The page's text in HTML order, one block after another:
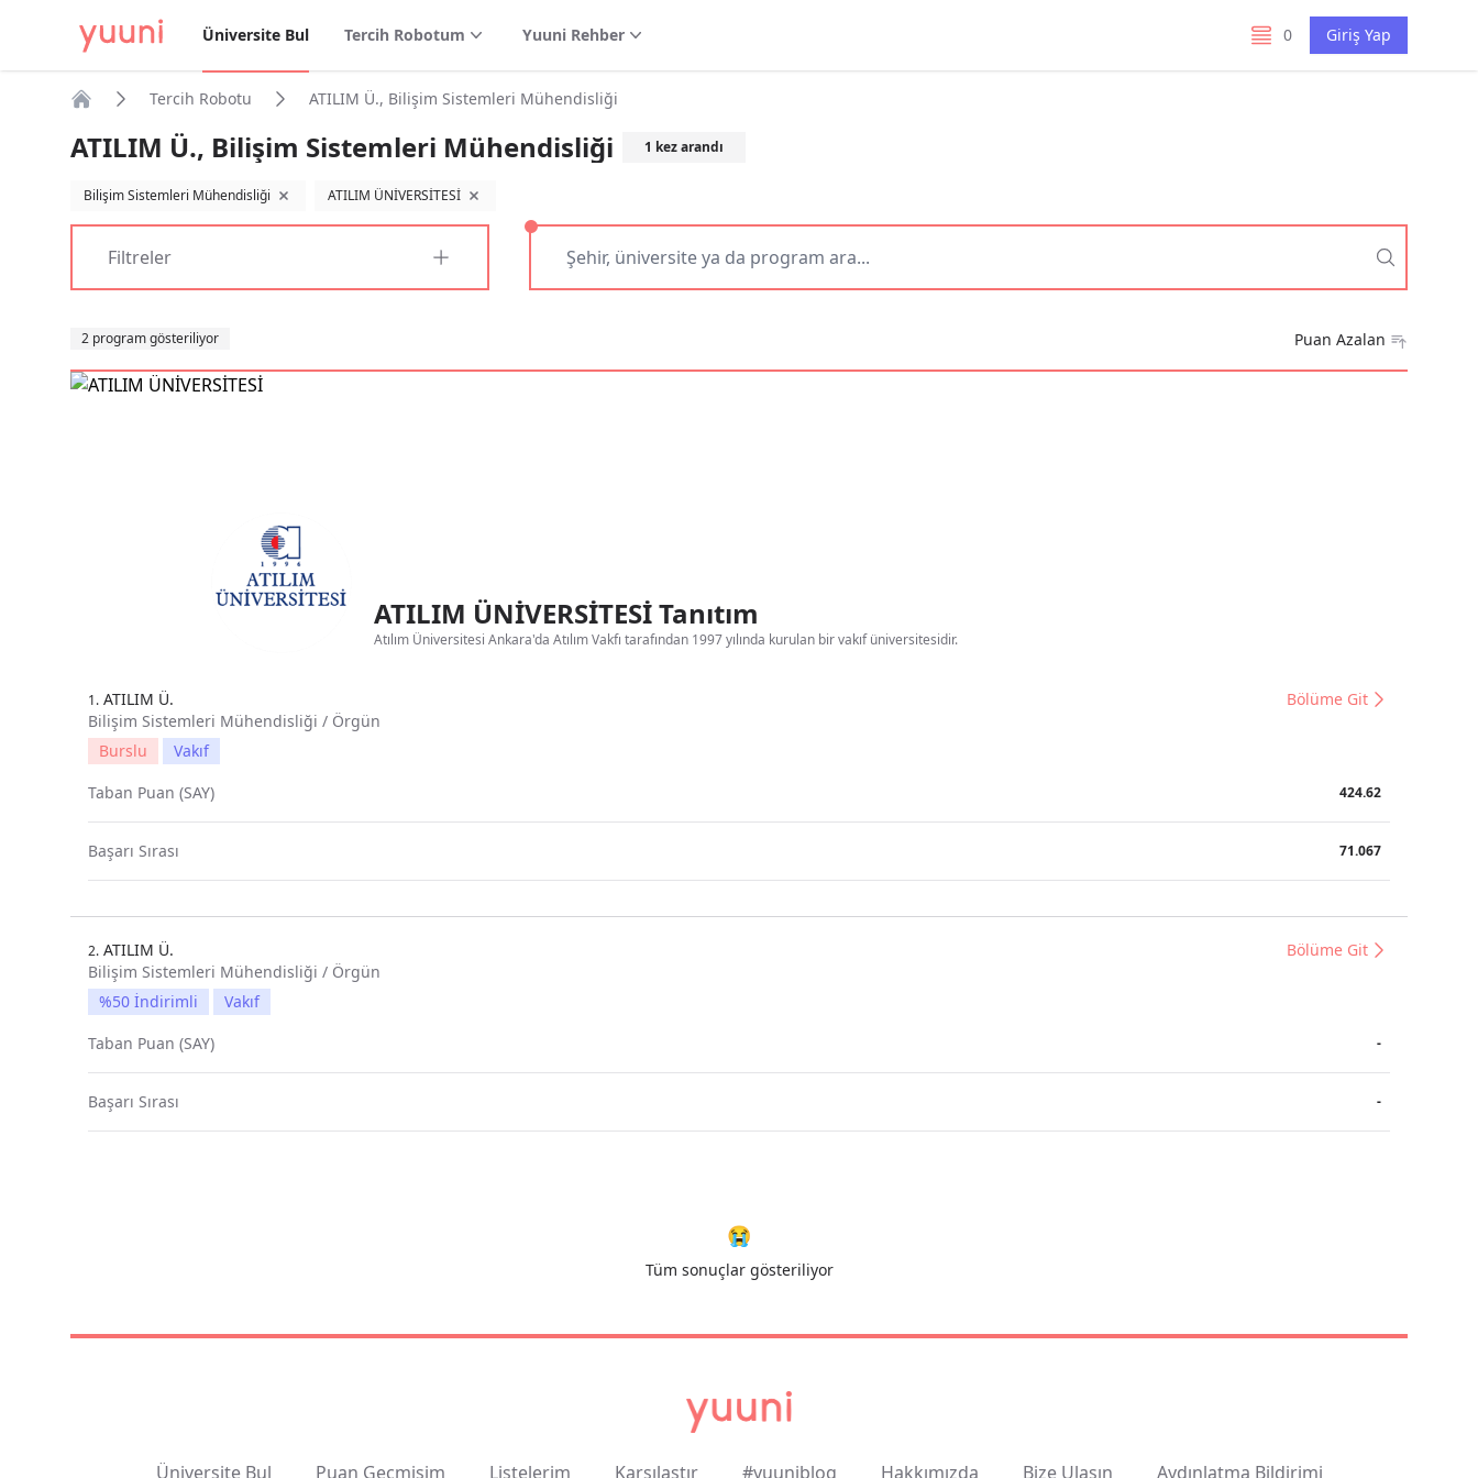
Üniversite Bul Tercih Robotum Yuuni Rehber 0
listelerim Giriş Yap
Tercih Robotu ATILIM Ü., Bilişim Sistemleri Mühendisliği
ATILIM Ü., Bilişim Sistemleri Mühendisliği 1 kez arandı
Bilişim Sistemleri Mühendisliği filtreyi kaldırATILIM ÜNİVERSİTESİ filtreyi kaldır
Filtreler
2 program gösteriliyor Puan Azalan
ATILIM ÜNİVERSİTESİ Tanıtım
Atılım Üniversitesi Ankara'da Atılım Vakfı tarafından 1997 yılında kurulan bir vakıf üniversitesidir.
1. ATILIM Ü.
Bilişim Sistemleri Mühendisliği / Örgün
Bölüme Git
Burslu
Vakıf
Taban Puan (SAY)
424.62
Başarı Sırası 71.067
2. ATILIM Ü.
Bilişim Sistemleri Mühendisliği / Örgün
Bölüme Git
%50 İndirimli
Vakıf
Taban Puan (SAY)
-
Başarı Sırası -
😭
Tüm sonuçlar gösteriliyor
Üniversite Bul Puan Geçmişim Listelerim Karşılaştır #yuuniblog Hakkımızda Bize Ulaşın Aydınlatma Bildirimi